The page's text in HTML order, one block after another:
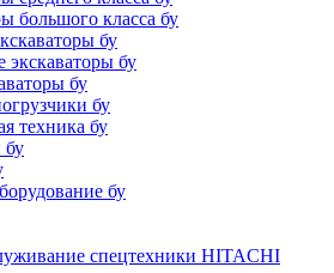
большого класса бу
бу
экскаваторы бу
бу
бу
техника бу
бу
бу
спецтехники HITACHI